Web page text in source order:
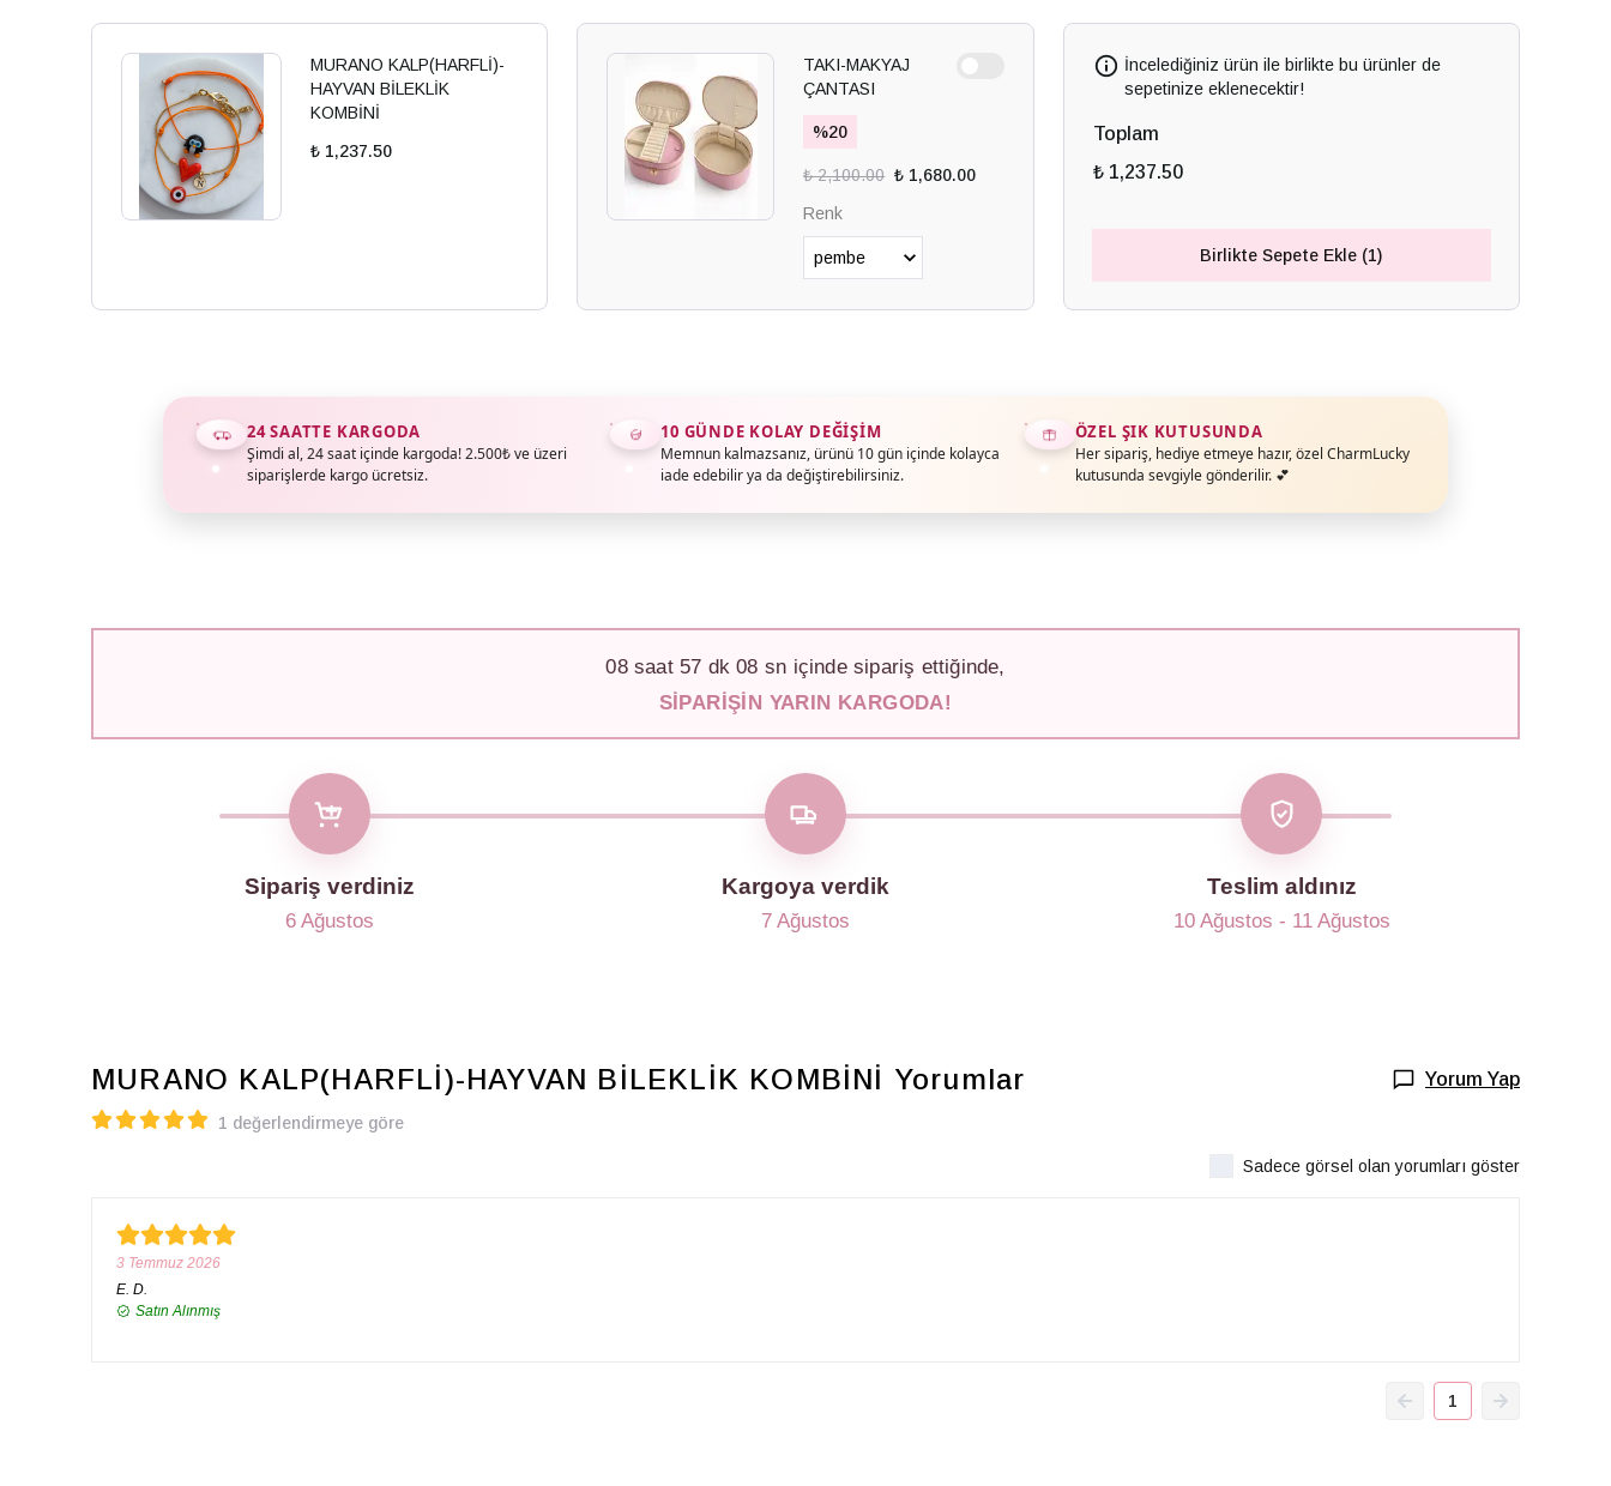
MURANO KALP(HARFLİ)-
HAYVAN BİLEKLİK
KOMBİNİ
₺ 1,237.50
TAKI-MAKYAJ
ÇANTASI
%20
₺ 2,100.00 ₺ 1,680.00
Renk
İncelediğiniz ürün ile birlikte bu ürünler de
sepetinize eklenecektir!
Toplam
₺ 1,237.50
Birlikte Sepete Ekle (1)
24 SAATTE KARGODA
Şimdi al, 24 saat içinde kargoda! 2.500₺ ve üzeri
siparişlerde kargo ücretsiz.
10 GÜNDE KOLAY DEĞIŞIM
Memnun kalmazsanız, ürünü 10 gün içinde kolayca
iade edebilir ya da değiştirebilirsiniz.
ÖZEL ŞIK KUTUSUNDA
Her sipariş, hediye etmeye hazır, özel CharmLucky
kutusunda sevgiyle gönderilir. 💕
08saat 57 dk05 sn içinde sipariş ettiğinde,
SIPARIŞIN YARIN KARGODA!
Sipariş verdiniz
6 Ağustos
Kargoya verdik
7 Ağustos
Teslim aldınız
10 Ağustos - 11 Ağustos
MURANO KALP(HARFLİ)-HAYVAN BİLEKLİK KOMBİNİ Yorumlar Yorum Yap
1 değerlendirmeye göre
Sadece görsel olan yorumları göster
3 Temmuz 2026
E. D.
Satın Alınmış
1